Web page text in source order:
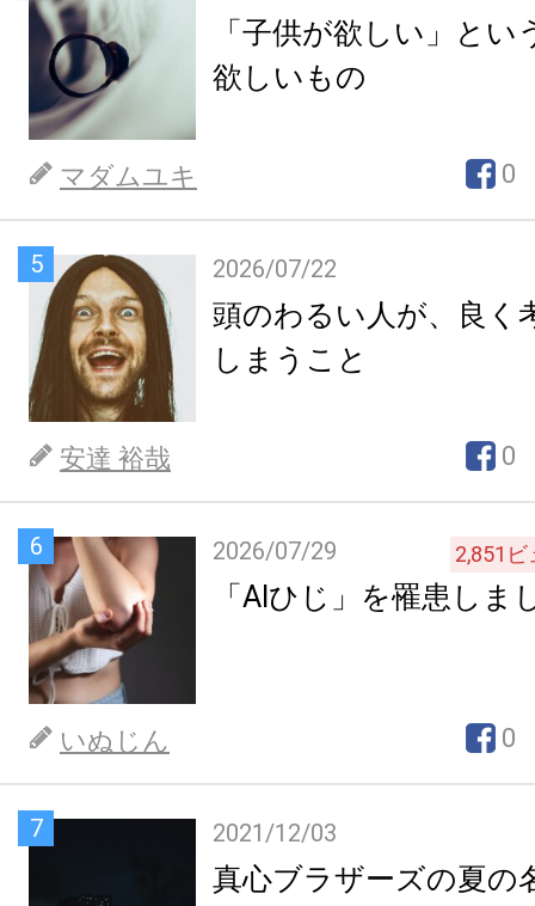
「子供が欲しい」とい
欲しいもの
マダムユキ 0
5 2026/07/22
頭のわるい人が、良く
しまうこと
安達 裕哉 0
6 2026/07/29 2,851 ビ
「AIひじ」を罹患しま
いぬじん 0
7 2021/12/03
真心ブラザーズの夏の